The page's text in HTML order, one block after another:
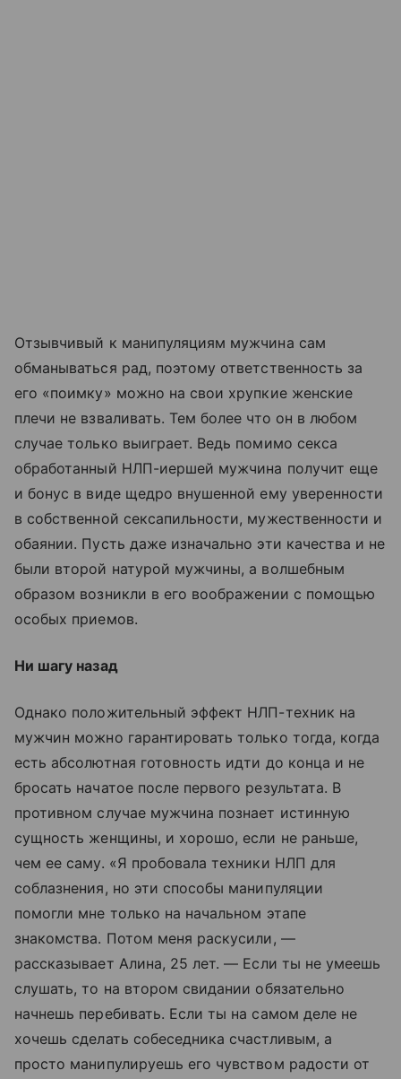
Отзывчивый к манипуляциям мужчина сам
обманываться рад, поэтому ответственность за
его «поимку» можно на свои хрупкие женские
плечи не взваливать. Тем более что он в любом
случае только выиграет. Ведь помимо секса
обработанный НЛП-иершей мужчина получит еще
и бонус в виде щедро внушенной ему уверенности
в собственной сексапильности, мужественности и
обаянии. Пусть даже изначально эти качества и не
были второй натурой мужчины, а волшебным
образом возникли в его воображении с помощью
особых приемов.
Ни шагу назад
Однако положительный эффект НЛП-техник на
мужчин можно гарантировать только тогда, когда
есть абсолютная готовность идти до конца и не
бросать начатое после первого результата. В
противном случае мужчина познает истинную
сущность женщины, и хорошо, если не раньше,
чем ее саму. «Я пробовала техники НЛП для
соблазнения, но эти способы манипуляции
помогли мне только на начальном этапе
знакомства. Потом меня раскусили, —
рассказывает Алина, 25 лет. — Если ты не умеешь
слушать, то на втором свидании обязательно
начнешь перебивать. Если ты на самом деле не
хочешь сделать собеседника счастливым, а
просто манипулируешь его чувством радости от